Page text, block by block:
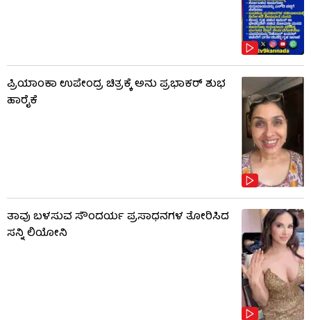
ಪ್ರಿಯಾಂಕಾ ಉಪೇಂದ್ರ ಚಿತ್ರಕ್ಕೆ ಅನು ಪ್ರಭಾಕರ್ ಶುಭ
ಹಾರೈಕೆ
ತಾವು ಬಳಸುವ ಸೌಂದರ್ಯ ಪ್ರಸಾಧನಗಳ ತೋರಿಸಿದ
ಸನ್ನಿ ಲಿಯೋನಿ